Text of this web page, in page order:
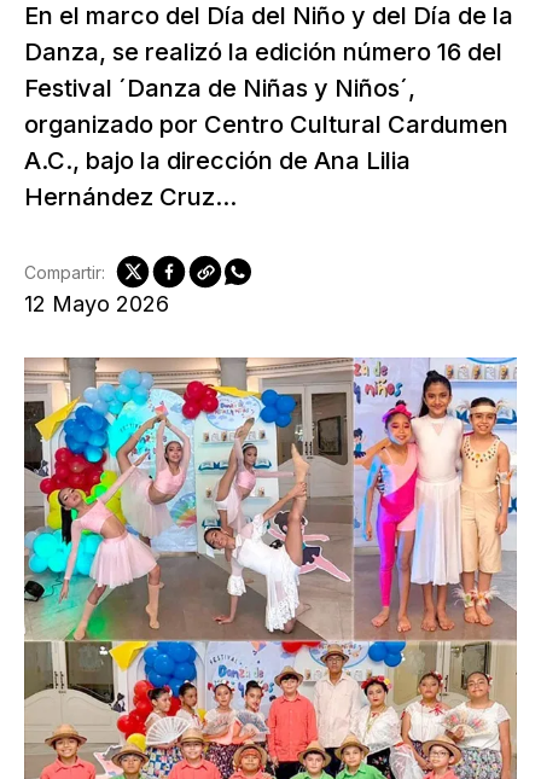
En el marco del Día del Niño y del Día de la
Danza, se realizó la edición número 16 del
Festival ´Danza de Niñas y Niños´,
organizado por Centro Cultural Cardumen
A.C., bajo la dirección de Ana Lilia
Hernández Cruz...
12 Mayo 2026
Compartir: